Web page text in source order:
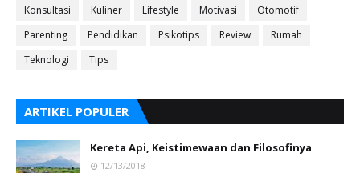
Konsultasi
Kuliner Lifestyle Motivasi
Otomotif
Parenting
Pendidikan Psikotips Review
Rumah
Teknologi
Tips
ARTIKEL POPULER
Kereta Api, Keistimewaan dan Filosofinya
12/13/2018